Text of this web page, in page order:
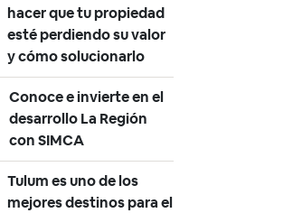
hacer que tu propiedad
esté perdiendo su valor
y cómo solucionarlo
Conoce e invierte en el
desarrollo La Región
con SIMCA
Tulum es uno de los
mejores destinos para el